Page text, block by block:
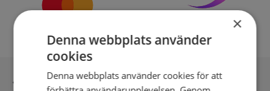
Inga kopior till omfrågad
×
Denna webbplats använder
cookies
Denna webbplats använder cookies för att